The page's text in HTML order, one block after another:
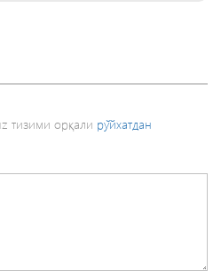
тизими орқали рўйхатдан